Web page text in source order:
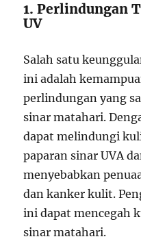
1. Perlindungan
UV
Salah satu
ini adalah
perlindungan yang
sinar matahari.
dapat melindungi
paparan sinar UVA
menyebabkan
dan kanker kulit.
ini dapat mencegah
sinar matahari.